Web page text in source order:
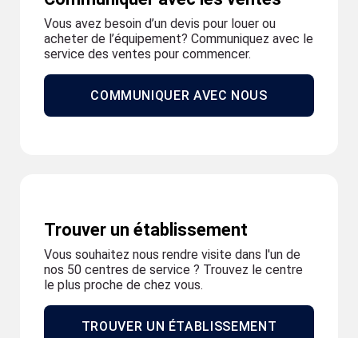
Vous avez besoin d’un devis pour louer ou
acheter de l’équipement? Communiquez avec le
service des ventes pour commencer.
COMMUNIQUER AVEC NOUS
Trouver un établissement
Vous souhaitez nous rendre visite dans l'un de
nos 50 centres de service ? Trouvez le centre
le plus proche de chez vous.
TROUVER UN ÉTABLISSEMENT